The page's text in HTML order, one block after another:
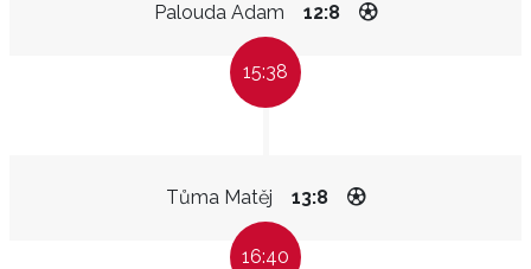
Palouda Adam 12:8
15:38
Tůma Matěj 13:8
16:40